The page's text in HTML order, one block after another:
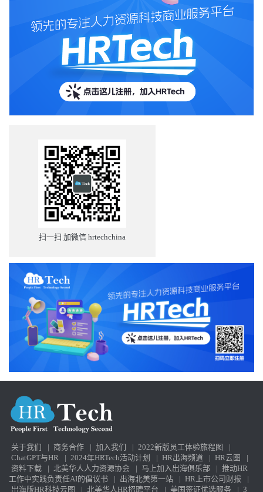
扫一扫 加微信 hrtechchina
关于我们 | 商务合作 | 加入我们 | 2022新版员工体验旅程图
|
ChatGPT与HR
| 2024年HRTech活动计划 | HR出海频道 | HR云图
|
资料下载
| 北美华人人力资源协会 | 马上加入出海俱乐部 | 推动HR
工作中实践负责任AI的倡议书
| 出海北美第一站 | HR上市公司财报
|
出海版HR科技云图
| 北美华人HR招聘平台 | 美国签证优选服务 | 3